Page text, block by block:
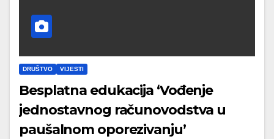
DRUŠTVO VIJESTI
Besplatna edukacija ‘Vođenje
jednostavnog računovodstva u
paušalnom oporezivanju’